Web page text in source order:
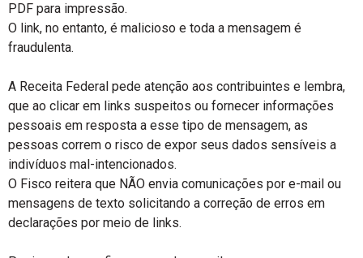
PDF para impressão.
O link, no entanto, é malicioso e toda a mensagem é
fraudulenta.
A Receita Federal pede atenção aos contribuintes e lembra,
que ao clicar em links suspeitos ou fornecer informações
pessoais em resposta a esse tipo de mensagem, as
pessoas correm o risco de expor seus dados sensíveis a
indivíduos mal-intencionados.
O Fisco reitera que NÃO envia comunicações por e-mail ou
mensagens de texto solicitando a correção de erros em
declarações por meio de links.